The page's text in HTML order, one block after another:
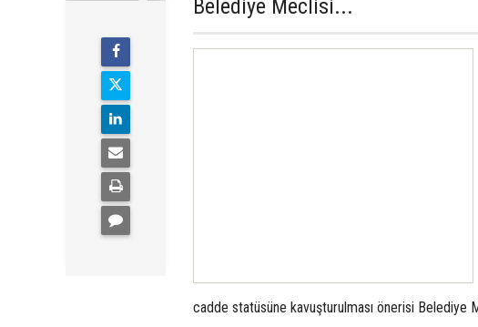
Belediye Meclisi...
cadde statüsüne kavuşturulması önerisi Belediye